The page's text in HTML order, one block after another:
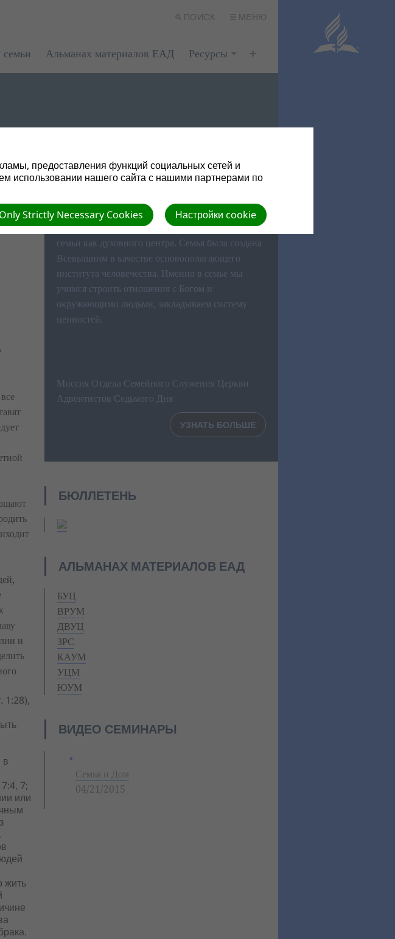
ПОИСК МЕНЮ
Альманах материалов ЕАД Ресурсы
и
1:28),
в
7;
или
жить
Отдел Семейного служения – это служение
Первостепенной задачей отдела Семейного
служения по всему миру является укрепление
семьи как духовного центра. Семья была создана
Всевышним в качестве основополагающего
института человечества. Именно в семье мы
учимся строить отношения с Богом и
окружающими людьми, закладываем систему
ценностей.
Миссия Отдела Семейного Служения Церкви
Адвентистов Седьмого Дня
УЗНАТЬ БОЛЬШЕ
БЮЛЛЕТЕНЬ
АЛЬМАНАХ МАТЕРИАЛОВ ЕАД
БУЦ
ВРУМ
ДВУЦ
ЗРС
КАУМ
УЦМ
ЮУМ
ВИДЕО СЕМИНАРЫ
Семья и Дом
04/21/2015
предоставления функций социальных сетей и
использовании нашего сайта с нашими партнерами по
Настройки cookie
Strictly Necessary Cookies